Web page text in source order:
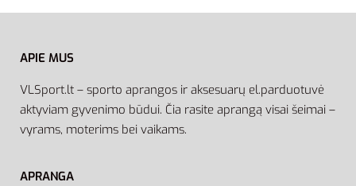
APIE MUS
VLSport.lt – sporto aprangos ir aksesuarų el.parduotuvė
aktyviam gyvenimo būdui. Čia rasite aprangą visai šeimai –
vyrams, moterims bei vaikams.
APRANGA